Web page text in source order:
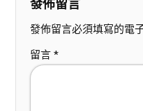
發佈留言
發佈留言必須填寫的電
留言 *